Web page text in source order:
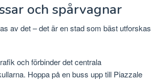
och spårvagnar
av det – det är en stad som bäst utforskas
och förbinder det centrala
Hoppa på en buss upp till Piazzale